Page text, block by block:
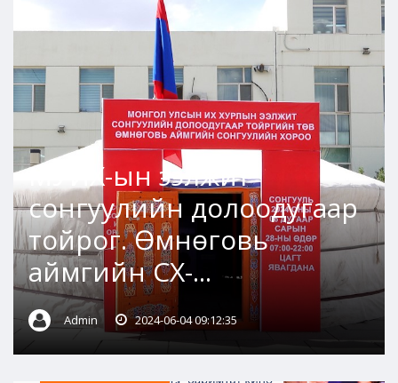
МУИХ-ын ээлжит
сонгуулийн долоодугаар
тойрог. Өмнөговь
аймгийн СХ-...
Admin 2024-06-04 09:12:35